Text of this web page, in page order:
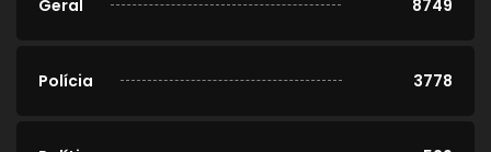
Geral 8749
Polícia 3778